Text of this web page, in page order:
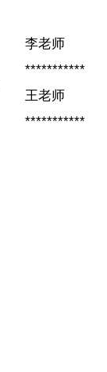
李老师
***********
王老师
***********